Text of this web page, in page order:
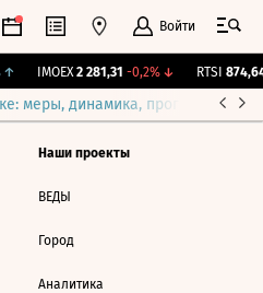
Войти
IMOEX 2 281,31 -0,2%↓ RTSI 874,64
меры, динамика, прогнозы
Наши проекты
ВЕДЫ
Город
Аналитика